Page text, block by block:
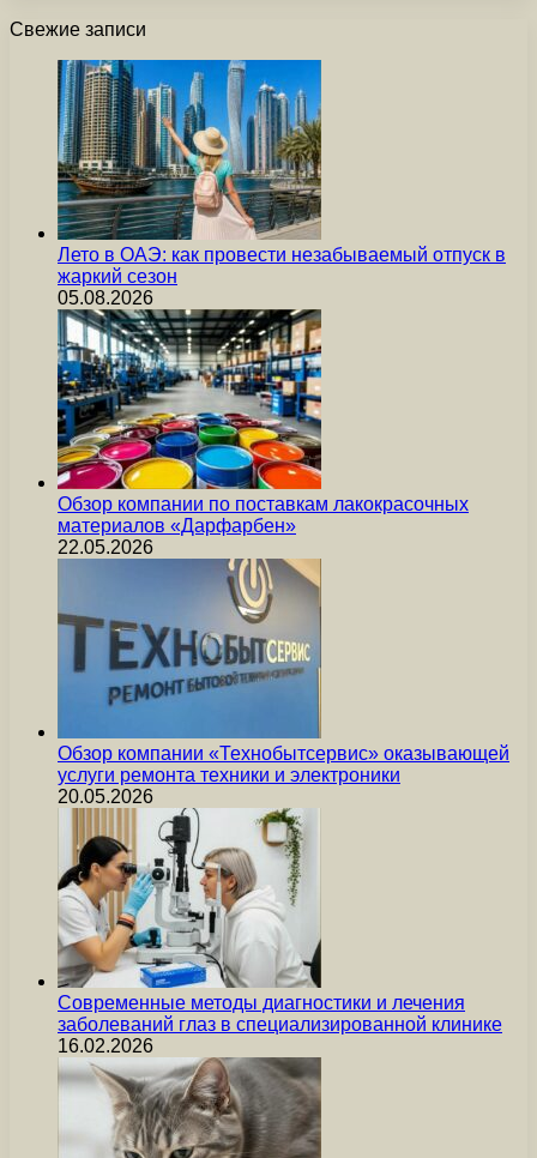
Свежие записи
Лето в ОАЭ: как провести незабываемый отпуск в
жаркий сезон
05.08.2026
Обзор компании по поставкам лакокрасочных
материалов «Дарфарбен»
22.05.2026
Обзор компании «Технобытсервис» оказывающей
услуги ремонта техники и электроники
20.05.2026
Современные методы диагностики и лечения
заболеваний глаз в специализированной клинике
16.02.2026